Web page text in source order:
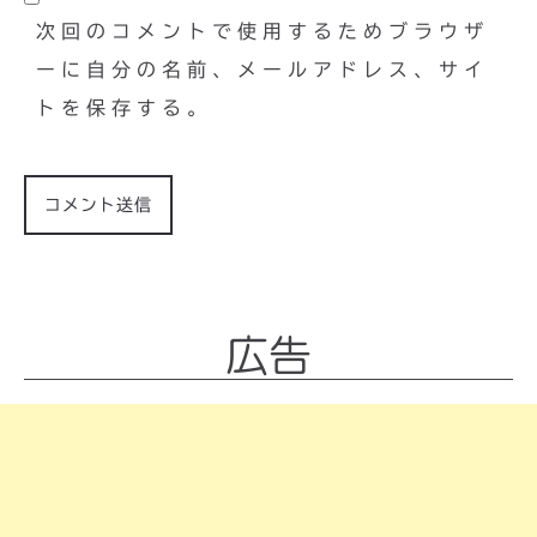
次回のコメントで使用するためブラウザ
ーに自分の名前、メールアドレス、サイ
トを保存する。
広告